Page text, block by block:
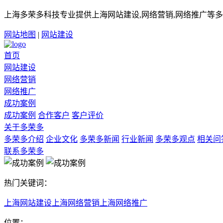
上海多荣多科技专业提供上海网站建设,网络营销,网络推广等
网站地图 | 网站建设
首页
网站建设
网络营销
网络推广
成功案例
成功案例 合作客户 客户评价
关于多荣多
多荣多介绍 企业文化 多荣多新闻 行业新闻 多荣多观点 相关问
联系多荣多
热门关键词：
上海网站建设 上海网络营销 上海网络推广